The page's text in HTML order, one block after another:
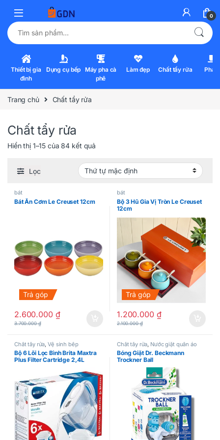
0
Tìm kiếm:
Thiết bị gia
đình
Dụng cụ bếp Máy pha cà
phê
Làm đẹp Chất tẩy rửa Pha
Trang chủ Chất tẩy rửa
Chất tẩy rửa
Hiển thị 1–15 của 84 kết quả
Lọc
bát
Bát Ăn Cơm Le Creuset 12cm
Trả góp
2.600.000 ₫
3.700.000₫
bát
Bộ 3 Hũ Gia Vị Tròn Le Creuset
12cm
Trả góp
1.200.000 ₫
2.100.000₫
Chất tẩy rửa,Vệ sinh bếp
Bộ 6 Lõi Lọc Bình Brita Maxtra
Plus Filter Cartridge 2,4L
Chất tẩy rửa, Nước giặt quần áo
Bóng Giặt Dr. Beckmann
Trockner Ball